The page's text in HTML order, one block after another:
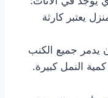
يعتبر كارثة
جميع الكنب
النمل كبيرة.